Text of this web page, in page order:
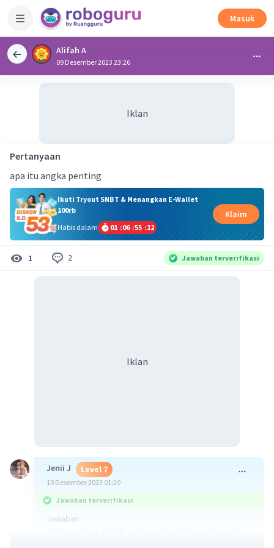
Masuk
Alifah A
09 Desember 2023 23:26
Iklan
Pertanyaan
apa itu angka penting
Ikuti Tryout SNBT & Menangkan E-Wallet
100rb
Habis dalam
01 :06 :55 :11
Klaim
1 2 Jawaban terverifikasi
Iklan
Jenii J Level 7
10 Desember 2023 01:20
Jawaban terverifikasi
Jawaban: